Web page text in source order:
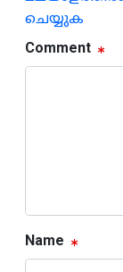
ചെയ്യുക
Comment
Name